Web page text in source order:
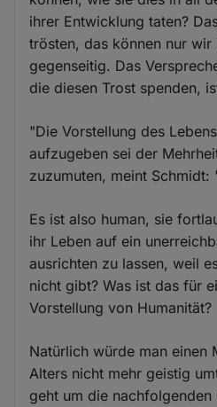
ihrer Entwicklung taten?
trösten, das können nur wir
gegenseitig. Das
die diesen Trost spenden,
"Die Vorstellung des
aufzugeben sei der
zuzumuten, meint Schmidt:
Es ist also human, sie
ihr Leben auf ein
ausrichten zu lassen, weil
nicht gibt? Was ist das für
Vorstellung von Humanität?
Natürlich würde man einen
Alters nicht mehr geistig
geht um die nachfolgenden